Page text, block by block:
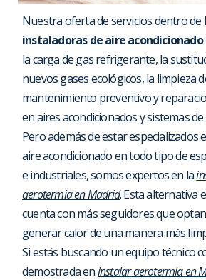
Nuestra oferta de servicios dentro de
instaladoras de aire
la carga de gas refrigerante, la
nuevos gases ecológicos, la limpieza
mantenimiento preventivo y
en aires acondicionados y sistemas
Pero además de estar especializados
aire acondicionado en todo tipo de
e industriales, somos expertos en la
aerotermia en Madrid. Esta alternativa
cuenta con más seguidores que
generar calor de una manera más
Si estás buscando un equipo técnico
demostrada eninstalar aerotermia en